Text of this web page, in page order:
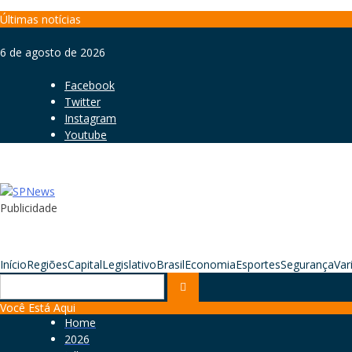
Skip
content
Últimas notícias
6 de agosto de 2026
Facebook
Twitter
Instagram
Youtube
Publicidade
InícioRegiõesCapitalLegislativoBrasilEconomiaEsportesSegurança
Search
for:
Você Está Aqui
Home
2026